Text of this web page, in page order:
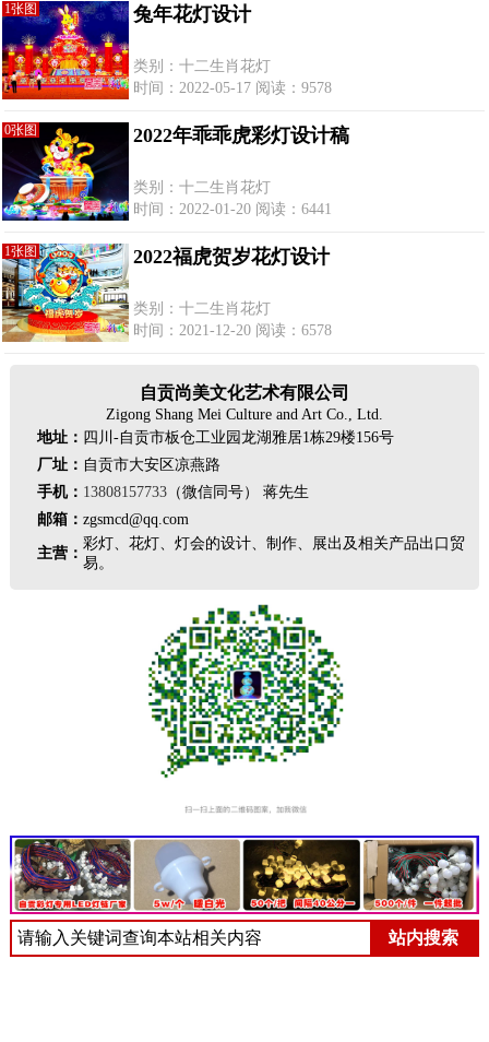
1张图 兔年花灯设计
类别：十二生肖花灯
时间：2022-05-17 阅读：9578
0张图 2022年乖乖虎彩灯设计稿
类别：十二生肖花灯
时间：2022-01-20 阅读：6441
1张图 2022福虎贺岁花灯设计
类别：十二生肖花灯
时间：2021-12-20 阅读：6578
自贡尚美文化艺术有限公司
Zigong Shang Mei Culture and Art Co., Ltd.
地址： 四川-自贡市板仓工业园龙湖雅居1栋29楼156号
厂址： 自贡市大安区凉燕路
手机： 13808157733（微信同号） 蒋先生
邮箱： zgsmcd@qq.com
主营：
彩灯、花灯、灯会的设计、制作、展出及相关产品出口贸
易。